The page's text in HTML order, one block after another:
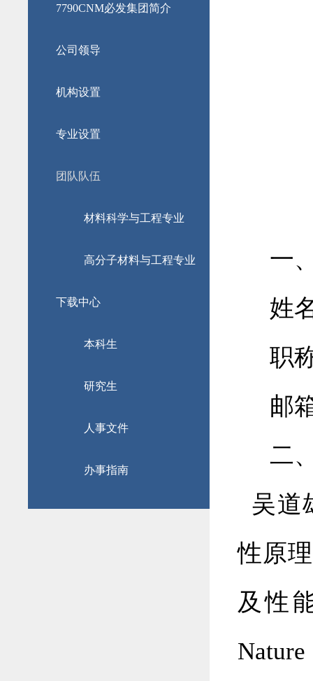
​7790CNM必发集团简介
公司领导
机构设置
专业设置
团队队伍
材料科学与工程专业
高分子材料与工程专业
下载中心
本科生
研究生
人事文件
办事指南
一
姓
职
邮
二
吴道
性原
及性